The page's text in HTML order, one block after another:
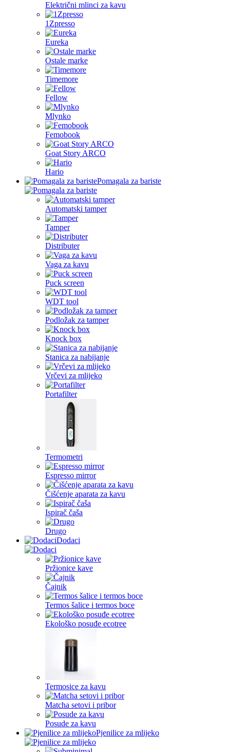
Električni mlinci za kavu
1Zpresso
Eureka
Ostale marke
Timemore
Fellow
Mlynko
Femobook
Goat Story ARCO
Hario
Pomagala za bariste
Automatski tamper
Tamper
Distributer
Vaga za kavu
Puck screen
WDT tool
Podložak za tamper
Knock box
Stanica za nabijanje
Vrčevi za mlijeko
Portafilter
Termometri
Espresso mirror
Čišćenje aparata za kavu
Ispirač čaša
Drugo
Dodaci
Pržionice kave
Čajnik
Termos šalice i termos boce
Ekološko posuđe ecotree
Termosice za kavu
Matcha setovi i pribor
Posude za kavu
Pjenilice za mlijeko